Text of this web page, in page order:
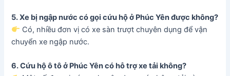
5. Xe bị ngập nước có gọi cứu hộ ở Phúc Yên được không?
Có, nhiều đơn vị có xe sàn trượt chuyên dụng để vận
chuyển xe ngập nước.
6. Cứu hộ ô tô ở Phúc Yên có hỗ trợ xe tải không?